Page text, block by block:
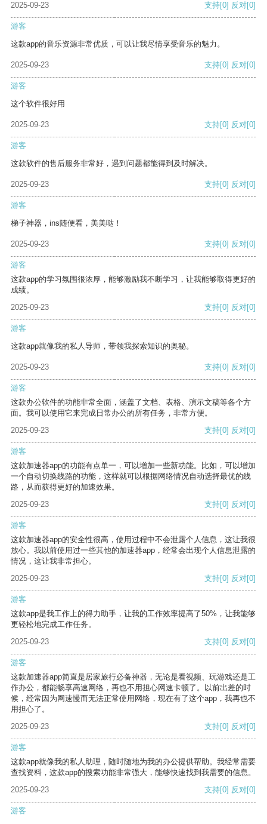
2025-09-23
支持[0] 反对[0]
游客
这款app的音乐资源非常优质，可以让我尽情享受音乐的魅力。
2025-09-23 支持[0] 反对[0]
游客
这个软件很好用
2025-09-23 支持[0] 反对[0]
游客
这款软件的售后服务非常好，遇到问题都能得到及时解决。
2025-09-23 支持[0] 反对[0]
游客
梯子神器，ins随便看，美美哒！
2025-09-23 支持[0] 反对[0]
游客
这款app的学习氛围很浓厚，能够激励我不断学习，让我能够取得更好的
成绩。
2025-09-23
支持[0] 反对[0]
游客
这款app就像我的私人导师，带领我探索知识的奥秘。
2025-09-23 支持[0] 反对[0]
游客
这款办公软件的功能非常全面，涵盖了文档、表格、演示文稿等各个方
面。我可以使用它来完成日常办公的所有任务，非常方便。
2025-09-23
支持[0] 反对[0]
游客
这款加速器app的功能有点单一，可以增加一些新功能。比如，可以增加
一个自动切换线路的功能，这样就可以根据网络情况自动选择最优的线
路，从而获得更好的加速效果。
2025-09-23
支持[0] 反对[0]
游客
这款加速器app的安全性很高，使用过程中不会泄露个人信息，这让我很
放心。我以前使用过一些其他的加速器app，经常会出现个人信息泄露的
情况，这让我非常担心。
2025-09-23
支持[0] 反对[0]
游客
这款app是我工作上的得力助手，让我的工作效率提高了50%，让我能够
更轻松地完成工作任务。
2025-09-23
支持[0] 反对[0]
游客
这款加速器app简直是居家旅行必备神器，无论是看视频、玩游戏还是工
作办公，都能畅享高速网络，再也不用担心网速卡顿了。以前出差的时
候，经常因为网速慢而无法正常使用网络，现在有了这个app，我再也不
用担心了。
2025-09-23
支持[0] 反对[0]
游客
这款app就像我的私人助理，随时随地为我的办公提供帮助。我经常需要
查找资料，这款app的搜索功能非常强大，能够快速找到我需要的信息。
2025-09-23
支持[0] 反对[0]
游客